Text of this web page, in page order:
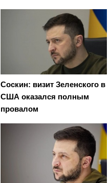
Соскин: визит Зеленского в
США оказался полным
провалом